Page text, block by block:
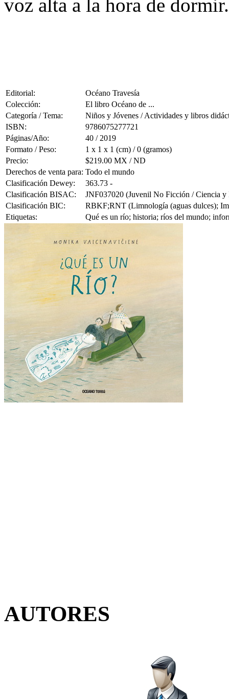
voz alta a la hora de dormir.
Editorial:
Océano Travesía
Colección:
El libro Océano de ...
Categoría / Tema:
Niños y Jóvenes / Actividades y libros
ISBN:
9786075277721
Páginas/Año:
40 / 2019
Formato / Peso:
1 x 1 x 1 (cm) / 0 (gramos)
Precio:
$219.00 MX / ND
Derechos de venta para: Todo el mundo
Clasificación Dewey:
363.73 -
Clasificación BISAC:
JNF037020 (Juvenil No Ficción / Ciencia
Clasificación BIC:
RBKF;RNT (Limnología (aguas dulces);
Etiquetas:
Qué es un río; historia; ríos del mundo;
AUTORES